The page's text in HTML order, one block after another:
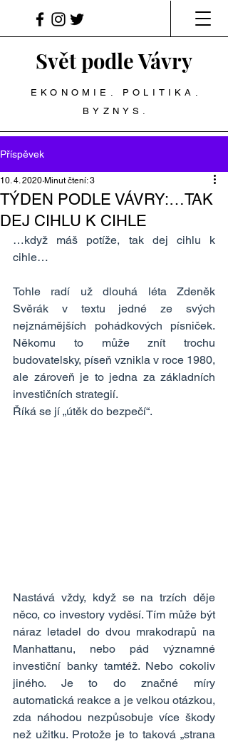
Svět podle Vávry
EKONOMIE. POLITIKA.
BYZNYS.
Příspěvek
TÝDEN PODLE VÁVRY:…TAK
DEJ CIHLU K CIHLE
10. 4. 2020 Minut čtení: 3
…když máš potíže, tak dej cihlu k
cihle…
Tohle radí už dlouhá léta Zdeněk
Svěrák v textu jedné ze svých
nejznámějších pohádkových písniček.
Někomu to může znít trochu
budovatelsky, píseň vznikla v roce 1980,
ale zároveň je to jedna za základních
investičních strategií.
Říká se jí „útěk do bezpečí“.
Nastává vždy, když se na trzích děje
něco, co investory vyděsí. Tím může být
náraz letadel do dvou mrakodrapů na
Manhattanu, nebo pád významné
investiční banky tamtéž. Nebo cokoliv
jiného. Je to do značné míry
automatická reakce a je velkou otázkou,
zda náhodou nezpůsobuje více škody
než užitku. Protože je to taková „strana